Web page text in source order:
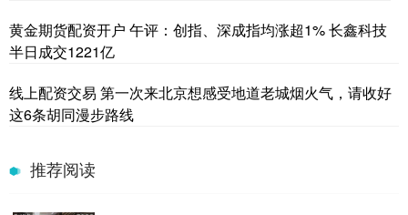
黄金期货配资开户 午评：创指、深成指均涨超1% 长鑫科技
半日成交1221亿
线上配资交易 第一次来北京想感受地道老城烟火气，请收好
这6条胡同漫步路线
推荐阅读